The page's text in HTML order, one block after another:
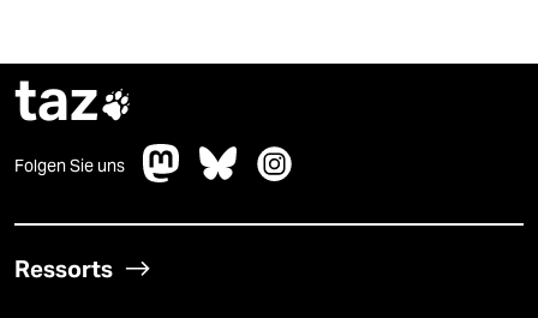
taz
Folgen Sie uns
Ressorts